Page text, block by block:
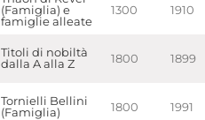
(Famiglia) e
famiglie alleate
1300 1910
Titoli di nobiltà
dalla A alla Z
1800 1899
Tornielli Bellini
(Famiglia)
1800 1991